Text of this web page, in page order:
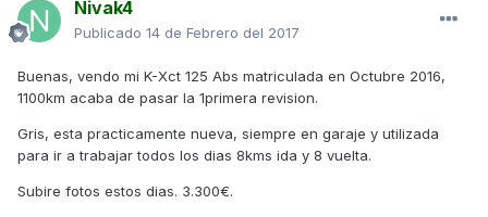
Nivak4
Publicado 14 de Febrero del 2017
Buenas, vendo mi K-Xct 125 Abs matriculada en Octubre 2016,
1100km acaba de pasar la 1primera revision.
Gris, esta practicamente nueva, siempre en garaje y utilizada
para ir a trabajar todos los dias 8kms ida y 8 vuelta.
Subire fotos estos dias. 3.300€.